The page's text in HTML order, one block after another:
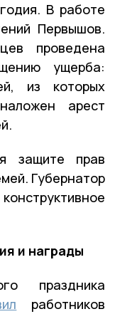
В работе
Первышов.
проведена
ущерба:
из которых
арест
защите прав
Губернатор
и награды
праздника
работников